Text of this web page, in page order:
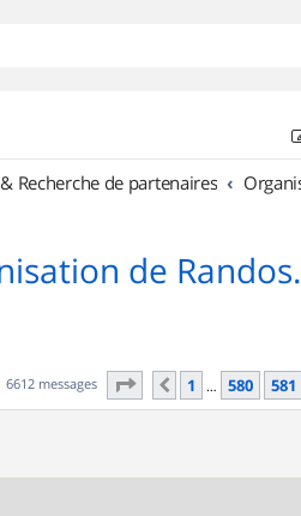
Recherche de partenaires
de Randos.
6612 messages Page 582 sur662
Précédent
1 … 580 581